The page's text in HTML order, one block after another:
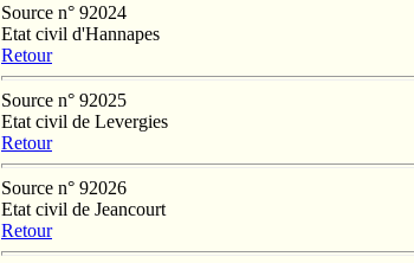
Source n° 92024
Etat civil d'Hannapes
Retour
Source n° 92025
Etat civil de Levergies
Retour
Source n° 92026
Etat civil de Jeancourt
Retour